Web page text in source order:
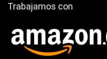
Trabajamos con